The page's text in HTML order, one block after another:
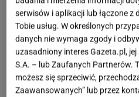
Zobacz wideoStrasznie
składników. Goście będą
Przepis na kokosanki
Starmach
serwisów i aplikacji lub łączone
Tobie usług. W określonych
danych nie wymaga zgody i
uzasadniony interes Gazeta.pl,
S.A. – lub Zaufanych Partnerów.
możesz się sprzeciwić,
Zaawansowanych” lub przez